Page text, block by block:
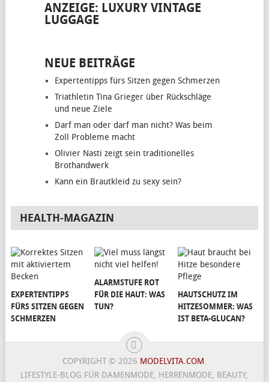
ANZEIGE: LUXURY VINTAGE
LUGGAGE
NEUE BEITRÄGE
Expertentipps fürs Sitzen gegen Schmerzen
Triathletin Tina Grieger über Rückschläge
und neue Ziele
Darf man oder darf man nicht? Was beim
Zoll Probleme macht
Olivier Nasti zeigt sein traditionelles
Brothandwerk
Kann ein Brautkleid zu sexy sein?
HEALTH-MAGAZIN
EXPERTENTIPPS
FÜRS SITZEN GEGEN
SCHMERZEN
ALARMSTUFE ROT
FÜR DIE HAUT: WAS
TUN?
HAUTSCHUTZ IM
HITZESOMMER: WAS
IST BETA-GLUCAN?
COPYRIGHT © 2026 MODELVITA.COM.
LIFESTYLE-BLOG FÜR DAMENMODE, HERRENMODE, BEAUTY,